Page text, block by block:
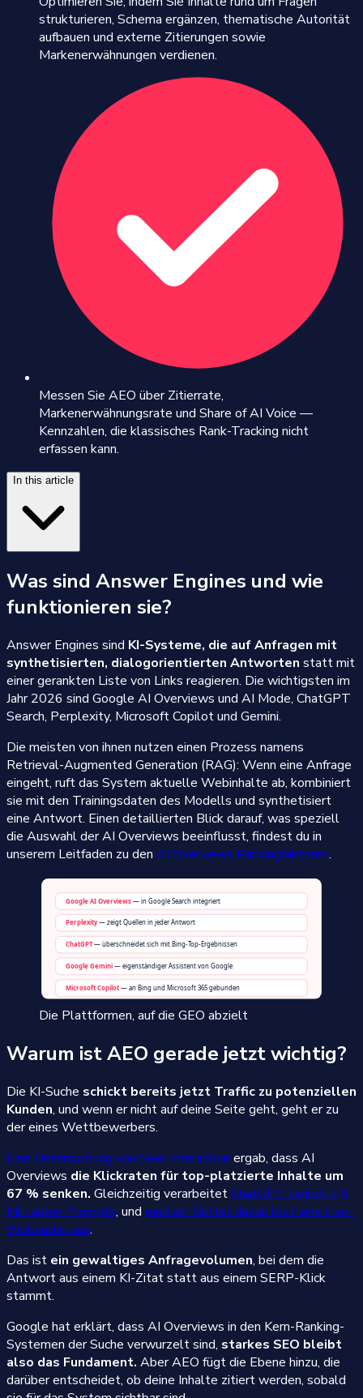
strukturieren, Schema ergänzen, thematische Autorität
aufbauen und externe Zitierungen sowie
Markenerwähnungen verdienen.
Messen Sie AEO über Zitierrate,
Markenerwähnungsrate und Share of AI Voice —
Kennzahlen, die klassisches Rank-Tracking nicht
erfassen kann.
In this article
Was sind Answer Engines und wie
funktionieren sie?
Answer Engines sind KI-Systeme, die auf Anfragen mit
synthetisierten, dialogorientierten Antworten statt mit
einer gerankten Liste von Links reagieren. Die wichtigsten im
Jahr 2026 sind Google AI Overviews und AI Mode, ChatGPT
Search, Perplexity, Microsoft Copilot und Gemini.
Die meisten von ihnen nutzen einen Prozess namens
Retrieval-Augmented Generation (RAG): Wenn eine Anfrage
eingeht, ruft das System aktuelle Webinhalte ab, kombiniert
sie mit den Trainingsdaten des Modells und synthetisiert
eine Antwort. Einen detaillierten Blick darauf, was speziell
die Auswahl der AI Overviews beeinflusst, findest du in
unserem Leitfaden zu den AI Overviews Rankingfaktoren.
Die Plattformen, auf die GEO abzielt
Warum ist AEO gerade jetzt wichtig?
Die KI-Suche schickt bereits jetzt Traffic zu potenziellen
Kunden, und wenn er nicht auf deine Seite geht, geht er zu
der eines Wettbewerbers.
Eine Untersuchung von Seer Interactive ergab, dass AI
Overviews die Klickraten für top-platzierte Inhalte um
67 % senken. Gleichzeitig verarbeitetChatGPT täglich 2,5
Milliarden Prompts, und rund ein Drittel davon löst eine Live-
Websuche aus.
Das ist ein gewaltiges Anfragevolumen, bei dem die
Antwort aus einem KI-Zitat statt aus einem SERP-Klick
stammt.
Google hat erklärt, dass AI Overviews in den Kern-Ranking-
Systemen der Suche verwurzelt sind, starkes SEO bleibt
also das Fundament. Aber AEO fügt die Ebene hinzu, die
darüber entscheidet, ob deine Inhalte zitiert werden, sobald